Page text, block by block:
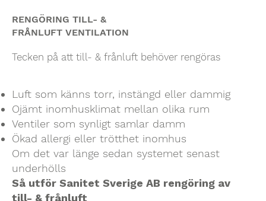
RENGÖRING TILL- &
FRÅNLUFT VENTILATION
Tecken på att till- & frånluft behöver rengöras
Luft som känns torr, instängd eller dammig
Ojämt inomhusklimat mellan olika rum
Ventiler som synligt samlar damm
Ökad allergi eller trötthet inomhus
Om det var länge sedan systemet senast
underhölls
Så utför Sanitet Sverige AB rengöring av
till- & frånluft